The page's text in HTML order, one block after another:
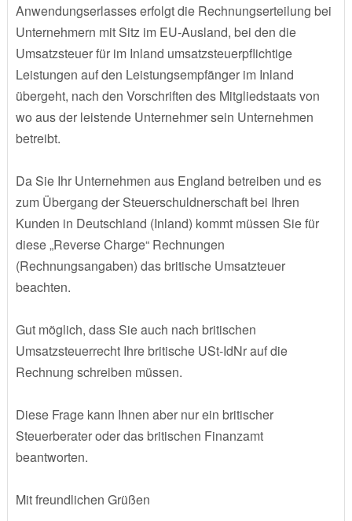
Anwendungserlasses erfolgt die Rechnungserteilung bei
Unternehmern mit Sitz im EU-Ausland, bei den die
Umsatzsteuer für im Inland umsatzsteuerpflichtige
Leistungen auf den Leistungsempfänger im Inland
übergeht, nach den Vorschriften des Mitgliedstaats von
wo aus der leistende Unternehmer sein Unternehmen
betreibt.
Da Sie Ihr Unternehmen aus England betreiben und es
zum Übergang der Steuerschuldnerschaft bei Ihren
Kunden in Deutschland (Inland) kommt müssen Sie für
diese „Reverse Charge“ Rechnungen
(Rechnungsangaben) das britische Umsatzteuer
beachten.
Gut möglich, dass Sie auch nach britischen
Umsatzsteuerrecht Ihre britische USt-IdNr auf die
Rechnung schreiben müssen.
Diese Frage kann Ihnen aber nur ein britischer
Steuerberater oder das britischen Finanzamt
beantworten.
Mit freundlichen Grüßen